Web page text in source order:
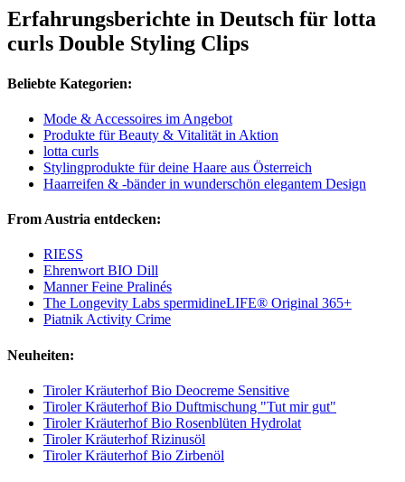
Erfahrungsberichte in Deutsch für lotta
curls Double Styling Clips
Beliebte Kategorien:
Mode & Accessoires im Angebot
Produkte für Beauty & Vitalität in Aktion
lotta curls
Stylingprodukte für deine Haare aus Österreich
Haarreifen & -bänder in wunderschön elegantem Design
From Austria entdecken:
RIESS
Ehrenwort BIO Dill
Manner Feine Pralinés
The Longevity Labs spermidineLIFE® Original 365+
Piatnik Activity Crime
Neuheiten:
Tiroler Kräuterhof Bio Deocreme Sensitive
Tiroler Kräuterhof Bio Duftmischung "Tut mir gut"
Tiroler Kräuterhof Bio Rosenblüten Hydrolat
Tiroler Kräuterhof Rizinusöl
Tiroler Kräuterhof Bio Zirbenöl